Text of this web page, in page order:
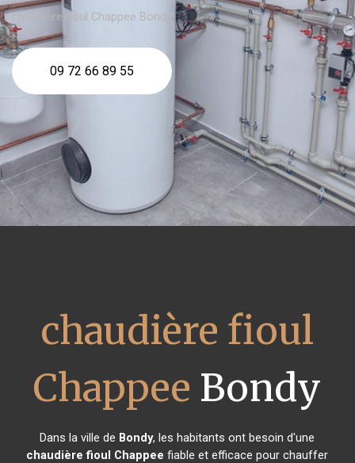
chaudière fioul Chappee Bondy
09 72 66 89 55
chaudière fioul
Chappee Bondy
Dans la ville de Bondy, les habitants ont besoin d'une
chaudière fioul Chappee fiable et efficace pour chauffer